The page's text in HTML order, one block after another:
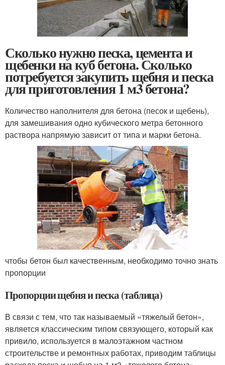
Сколько нужно песка, цемента и
щебенки на куб бетона. Сколько
потребуется закупить щебня и песка
для приготовления 1 м3 бетона?
Количество наполнителя для бетона (песок и щебень),
для замешивания одно кубического метра бетонного
раствора напрямую зависит от типа и марки бетона.
чтобы бетон был качественным, необходимо точно знать
пропорции
Пропорции щебня и песка (таблица)
В связи с тем, что так называемый «тяжелый бетон»,
является классическим типом связующего, который как
привило, используется в малоэтажном частном
строительстве и ремонтных работах, приводим таблицы